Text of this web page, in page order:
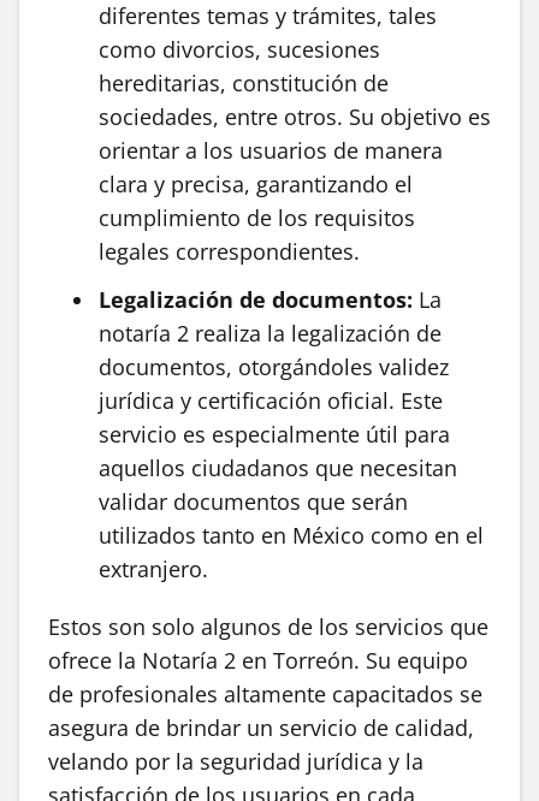
diferentes temas y trámites, tales
como divorcios, sucesiones
hereditarias, constitución de
sociedades, entre otros. Su objetivo es
orientar a los usuarios de manera
clara y precisa, garantizando el
cumplimiento de los requisitos
legales correspondientes.
Legalización de documentos: La
notaría 2 realiza la legalización de
documentos, otorgándoles validez
jurídica y certificación oficial. Este
servicio es especialmente útil para
aquellos ciudadanos que necesitan
validar documentos que serán
utilizados tanto en México como en el
extranjero.
Estos son solo algunos de los servicios que
ofrece la Notaría 2 en Torreón. Su equipo
de profesionales altamente capacitados se
asegura de brindar un servicio de calidad,
velando por la seguridad jurídica y la
satisfacción de los usuarios en cada